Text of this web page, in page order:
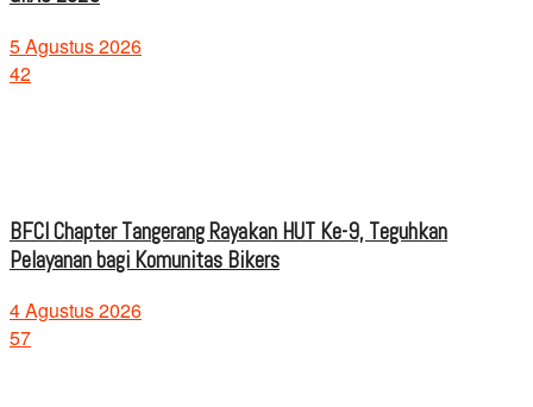
5 Agustus 2026
42
BFCI Chapter Tangerang Rayakan HUT Ke-9, Teguhkan
Pelayanan bagi Komunitas Bikers
4 Agustus 2026
57